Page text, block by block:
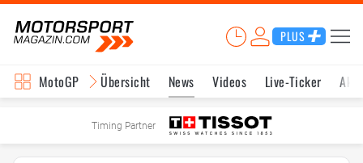
PLUS
MotoGP Übersicht News Videos Live-Ticker
Timing Partner